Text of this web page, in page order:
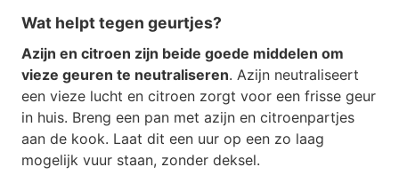
Wat helpt tegen geurtjes?
Azijn en citroen zijn beide goede middelen om
vieze geuren te neutraliseren. Azijn neutraliseert
een vieze lucht en citroen zorgt voor een frisse geur
in huis. Breng een pan met azijn en citroenpartjes
aan de kook. Laat dit een uur op een zo laag
mogelijk vuur staan, zonder deksel.